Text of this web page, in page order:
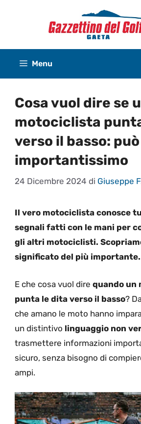
Menu
Cosa vuol dire se
motociclista
verso il basso:
importantissimo
24 Dicembre 2024 di Giuseppe
Il vero motociclista conosce
segnali fatti con le mani per
gli altri motociclisti.
significato del più importante.
E che cosa vuol dire quando un
punta le dita verso il basso?
che amano le moto hanno
un distintivo linguaggio non
trasmettere informazioni
sicuro, senza bisogno di
ampi.